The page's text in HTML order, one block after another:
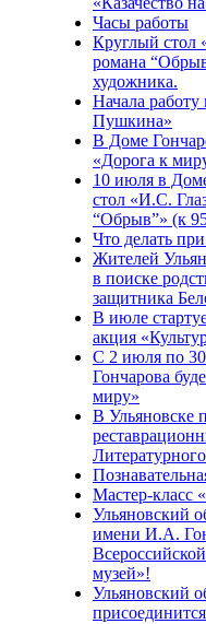
Часы работы
Круглый стол
романа
художника.
Начала
Пушкина»
В Доме
«Дорога к
10 июля в
стол «И.С.
“Обрыв”» (к
Что делать
Жителей
в поиске
защитника
В июле
акция
С 2 июля по 30
Гончарова
миру»
В Ульяновске
Мастер-класс
Ульяновский
имени И.А.
музей»!
Ульяновский